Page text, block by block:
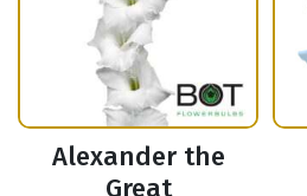
Alexander the
Great